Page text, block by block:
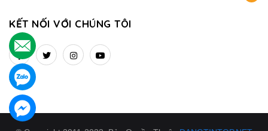
KẾT NỐI VỚI CHÚNG TÔI
.
.
.